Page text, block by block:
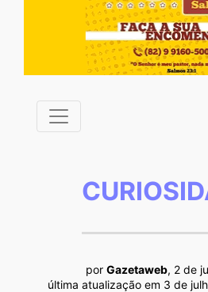
por Gazetaweb, 2 de
última atualização em 3 de